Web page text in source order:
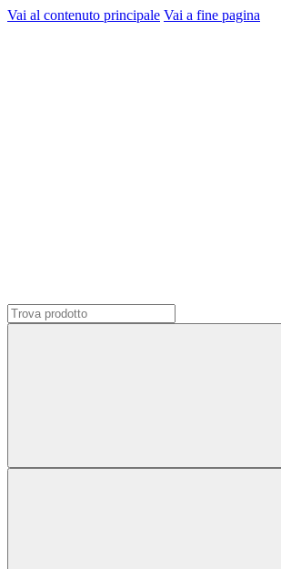
Vai al contenuto principale Vai a fine pagina